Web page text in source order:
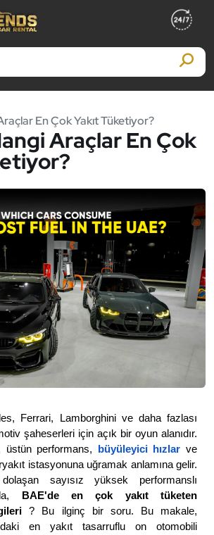
En Çok Yakıt Tüketiyor?
Araçlar En Çok
Ferrari, Lamborghini ve daha fazlası
şaheserleri için açık bir oyun alanıdır.
üstün performans,
büyüleyici hızlar ve
istasyonuna uğramak anlamına gelir.
sayısız yüksek performanslı
BAE'de en çok yakıt tüketen
? Bu ilginç bir soru. Bu makale,
en yakıt tasarruflu on otomobili